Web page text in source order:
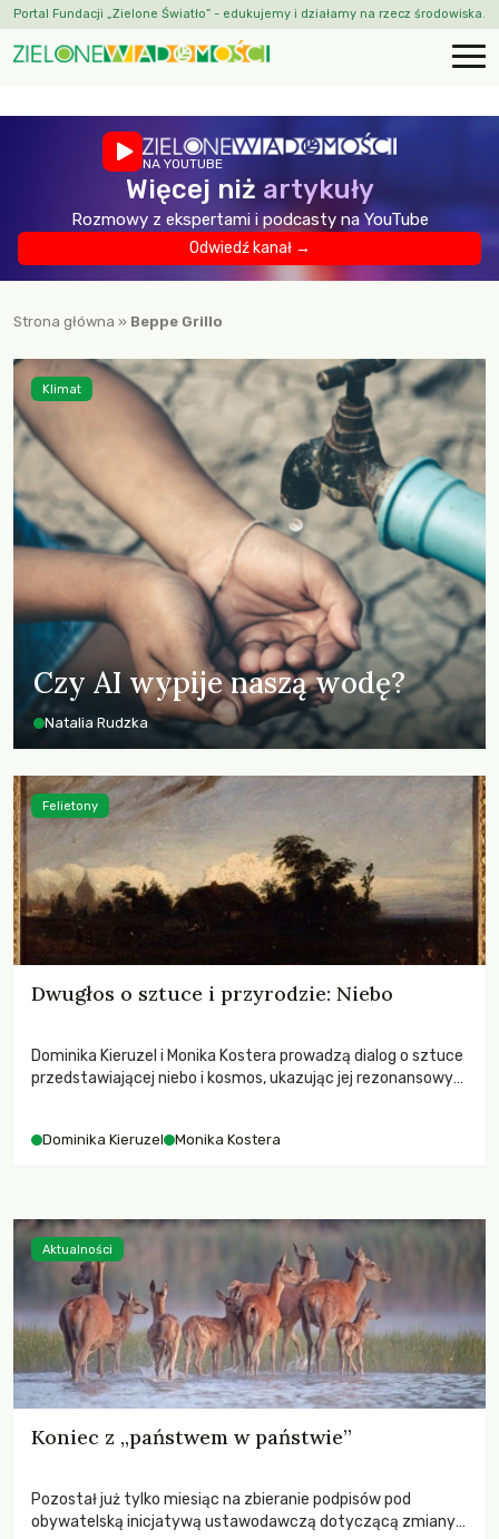
Portal Fundacji „Zielone Światło” - edukujemy i działamy na rzecz środowiska.
NA YOUTUBE
Więcej niż artykuły
Rozmowy z ekspertami i podcasty na YouTube
Odwiedź kanał →
Strona główna » Beppe Grillo
Czy AI wypije naszą wodę?
Natalia Rudzka
Klimat
Dwugłos o sztuce i przyrodzie: Niebo
Dominika Kieruzel i Monika Kostera prowadzą dialog o sztuce
przedstawiającej niebo i kosmos, ukazując jej rezonansowy
Dominika Kieruzel Monika Kostera
Felietony
Koniec z „państwem w państwie”
Pozostał już tylko miesiąc na zbieranie podpisów pod
obywatelską inicjatywą ustawodawczą dotyczącą zmiany
Aktualności